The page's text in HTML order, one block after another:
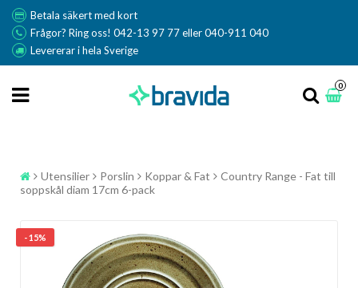
Betala säkert med kort
Frågor? Ring oss! 042-13 97 77 eller 040-911 040
Levererar i hela Sverige
0
Utensilier Porslin Koppar & Fat
Country Range - Fat till
soppskål diam 17cm 6-pack
- 15%